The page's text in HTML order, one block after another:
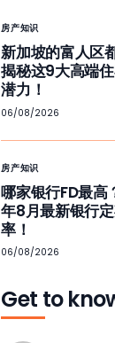
房产知识
新加坡的富人区
揭秘这9大高端
潜力！
06/08/2026
房产知识
哪家银行FD最
年8月最新银行
率！
06/08/2026
Get to